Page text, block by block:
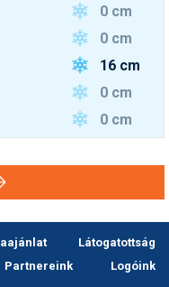
0 cm
0 cm
16 cm
0 cm
0 cm
Látogatottság
Partnereink
Logóink